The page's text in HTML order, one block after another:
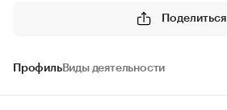
Поделиться
ПрофильВиды деятельности